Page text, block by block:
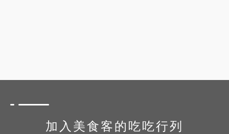
加入美食客的吃吃行列